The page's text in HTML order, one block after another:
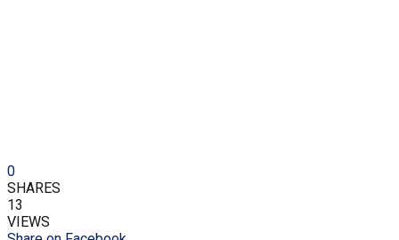
0
SHARES
13
VIEWS